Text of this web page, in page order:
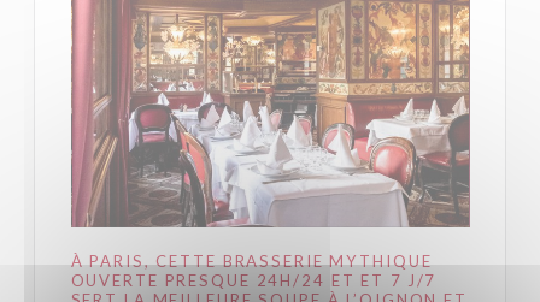
À PARIS, CETTE BRASSERIE MYTHIQUE
OUVERTE PRESQUE 24H/24 ET ET 7 J/7